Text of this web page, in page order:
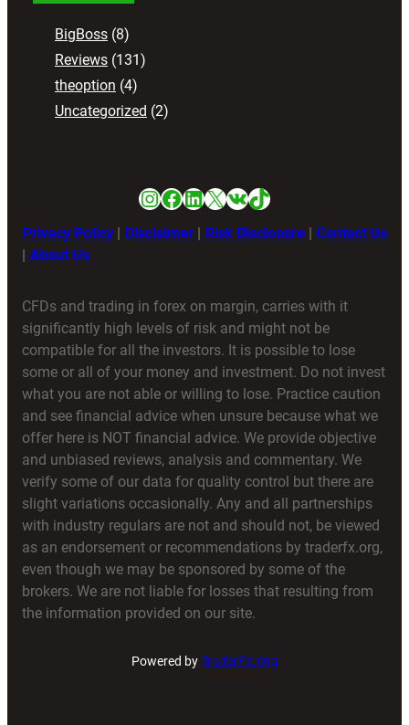
BigBoss (8)
Reviews (131)
theoption (4)
Uncategorized (2)
Instagram
Facebook
LinkedIn
X VKTikTok
Privacy Policy Disclaimer Risk Disclosure
Contact Us
About Us
CFDs and trading in forex on margin, carries with it
significantly high levels of risk and might not be
compatible for all the investors. It is possible to lose
some or all of your money and investment. Do not invest
what you are not able or willing to lose. Practice caution
and see financial advice when unsure because what we
offer here is NOT financial advice. We provide objective
and unbiased reviews, analysis and commentary. We
verify some of our data for quality control but there are
slight variations occasionally. Any and all partnerships
with industry regulars are not and should not, be viewed
as an endorsement or recommendations by traderfx.org,
even though we may be sponsored by some of the
brokers. We are not liable for losses that resulting from
the information provided on our site.
Powered byTraderFX.Org